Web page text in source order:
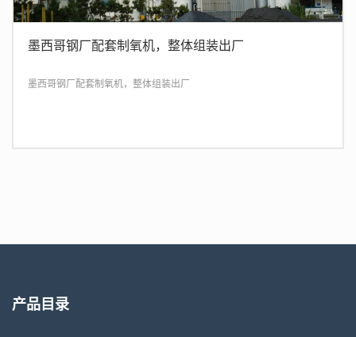
墨西哥钢厂配套制氧机，整体组装出厂
墨西哥钢厂配套制氧机，整体组装出厂
产品目录